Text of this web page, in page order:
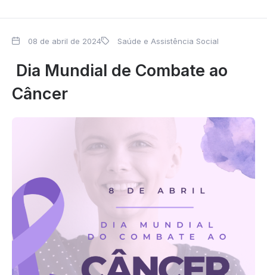
08 de abril de 2024 Saúde e Assistência Social
Dia Mundial de Combate ao
Câncer